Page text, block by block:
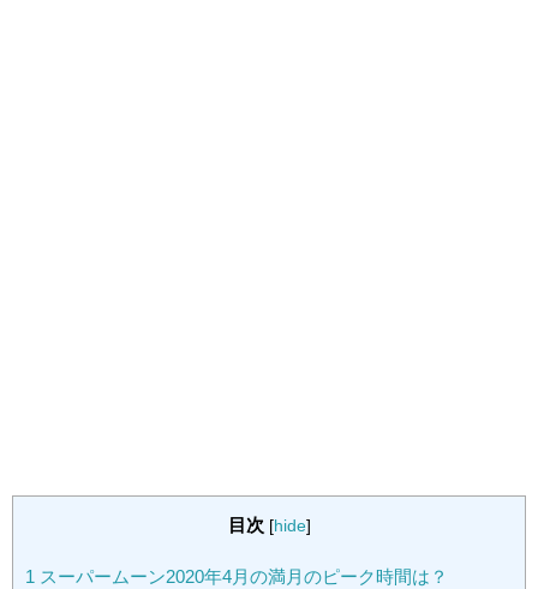
目次 [hide]
1 スーパームーン2020年4月の満月のピーク時間は？